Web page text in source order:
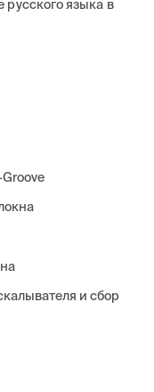
русского языка в
и сбор